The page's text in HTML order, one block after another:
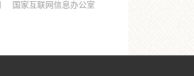
国家互联网信息办公室